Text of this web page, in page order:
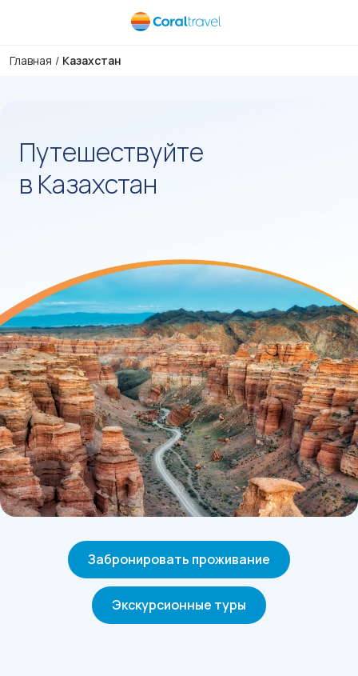
Главная / Казахстан
Путешествуйте
в Казахстан
Забронировать проживание
Экскурсионные туры